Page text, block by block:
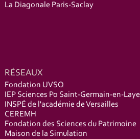
La Diagonale Paris-Saclay
RÉSEAUX
Fondation UVSQ
IEP Sciences Po Saint-Germain-en-Laye
INSPÉ de l'académie de Versailles
CEREMH
Fondation des Sciences du Patrimoine
Maison de la Simulation